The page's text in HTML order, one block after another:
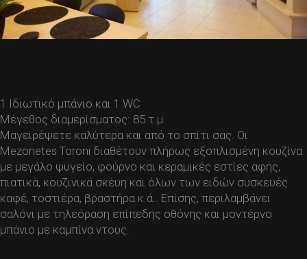
1 Ιδιωτικό μπάνιο και 1 WC
Μέγεθος διαμερίσματος: 85 τ.μ.
Μαγειρέψετε καλύτερα και από το σπίτι σας. Οι
Mezonetes Toroni διαθέτουν πλήρως εξοπλισμένη κουζίνα
με μεγάλο ψυγείο, φούρνο και κεραμικές εστίες αφής,
πιατικά, κουζινικά σκέυη και όλων των ειδών συσκευές
καφέ, τοστιέρα, βραστήρα κ.ά.. Επίσης, περιλαμβάνει
σαλόνι με τηλεόραση επίπεδης οθόνης και μοντέρνο
μπάνιο με καμπίνα ντους.